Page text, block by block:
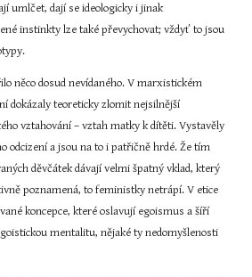
umlčet, dají se ideologicky i jinak
instinkty lze také převychovat; vždyť to jsou
něco dosud nevídaného. V marxistickém
dokázaly teoreticky zlomit nejsilnější
vztahování – vztah matky k dítěti. Vystavěly
odcizení a jsou na to i patřičně hrdé. Že tím
děvčátek dávají velmi špatný vklad, který
poznamená, to feministky netrápí. V etice
koncepce, které oslavují egoismus a šíří
mentalitu, nějaké ty nedomyšlenosti